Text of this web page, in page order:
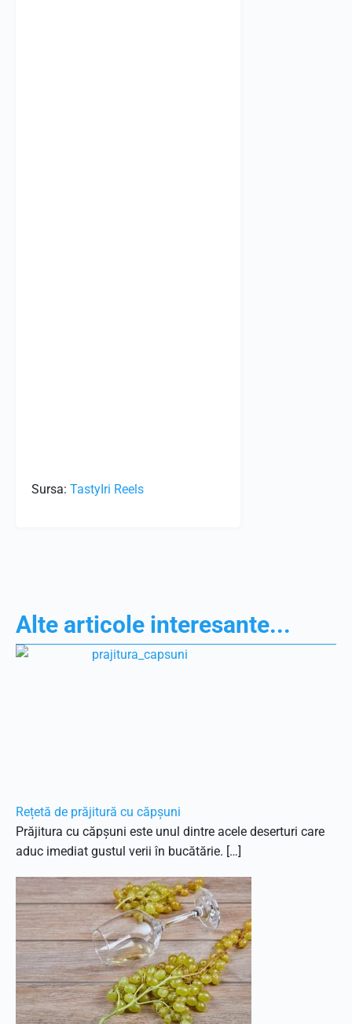
Sursa: TastyIri Reels
Alte articole interesante...
Rețetă de prăjitură cu căpșuni
Prăjitura cu căpșuni este unul dintre acele deserturi care
aduc imediat gustul verii în bucătărie. […]